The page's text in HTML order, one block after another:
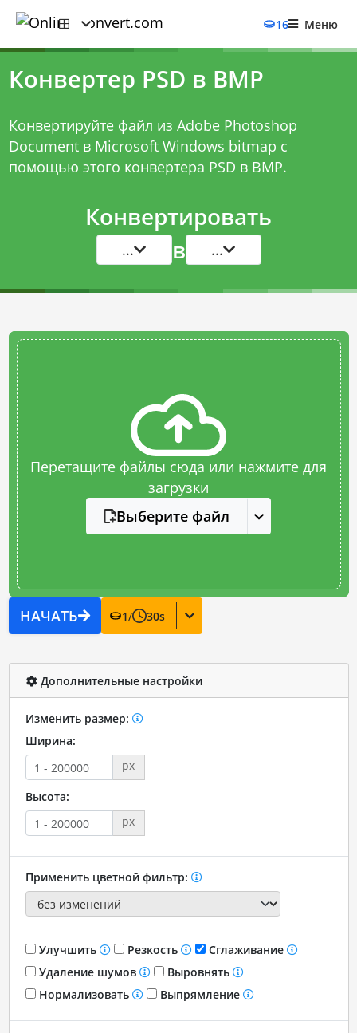
16 Меню
Конвертер PSD в BMP
Конвертируйте файл из Adobe Photoshop
Document в Microsoft Windows bitmap с
помощью этого конвертера PSD в BMP.
Конвертировать
... в ...
Перетащите файлы сюда или нажмите для
загрузки
Выберите файл
НАЧАТЬ 1/ 30s
Дополнительные настройки
Изменить размер:
Ширина:
px
Высота:
px
Применить цветной фильтр:
Улучшить Резкость
Сглаживание
Удаление шумов
Выровнять
Нормализовать
Выпрямление